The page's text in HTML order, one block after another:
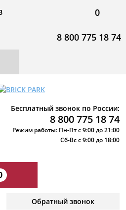
0
8 800 775 18 74
Бесплатный звонок по России:
8 800 775 18 74
Режим работы: Пн-Пт с 9:00 до 21:00
Сб-Вс с 9:00 до 18:00
Обратный звонок